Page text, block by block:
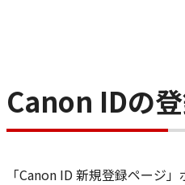
Canon IDの
「Canon ID 新規登録ページ